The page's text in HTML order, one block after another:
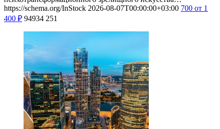
https://schema.org/InStock 2026-08-07T00:00:00+03:00 700 от 1
400 ₽ 94934 251